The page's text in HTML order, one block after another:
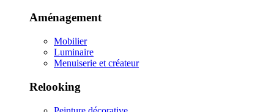
Aménagement
Mobilier
Luminaire
Menuiserie et créateur
Relooking